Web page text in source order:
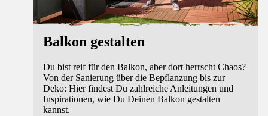
Balkon gestalten
Du bist reif für den Balkon, aber dort herrscht Chaos?
Von der Sanierung über die Bepflanzung bis zur
Deko: Hier findest Du zahlreiche Anleitungen und
Inspirationen, wie Du Deinen Balkon gestalten
kannst.